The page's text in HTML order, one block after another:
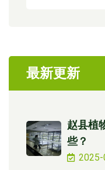
最新更新
赵县植
些？